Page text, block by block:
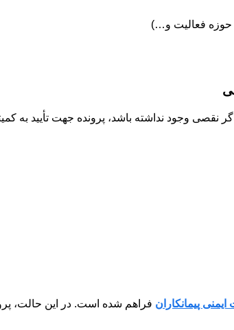
حوزه فعالیت و…)
وجود نداشته باشد، پرونده جهت تأیید به
پیمانکاران فراهم شده است. در این حالت،